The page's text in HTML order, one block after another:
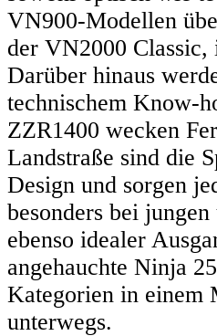
VN900-Modellen
der VN2000
Darüber hinaus
technischem Know-
ZZR1400 wecken
Landstraße sind die
Design und sorgen
besonders bei
ebenso idealer
angehauchte Ninja
Kategorien in einem
unterwegs.